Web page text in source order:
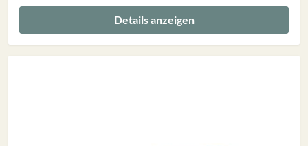
Details anzeigen